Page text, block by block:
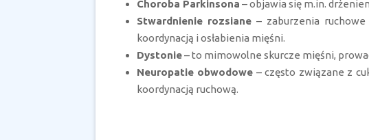
Choroba Parkinsona – objawia się m.in.
Stwardnienie rozsiane – zaburzenia
koordynacją i osłabienia mięśni.
Dystonie– to mimowolne skurcze mięśni,
Neuropatie obwodowe – często związane z
koordynacją ruchową.